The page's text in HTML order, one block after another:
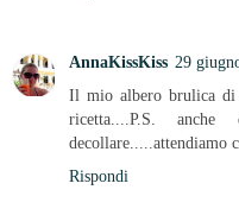
AnnaKissKiss 29
Il mio albero brulica di
ricetta....P.S.
decollare.....attendiamo
Rispondi